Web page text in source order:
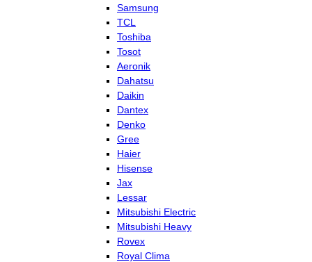
Samsung
TCL
Toshiba
Tosot
Aeronik
Dahatsu
Daikin
Dantex
Denko
Gree
Haier
Hisense
Jax
Lessar
Mitsubishi Electric
Mitsubishi Heavy
Rovex
Royal Clima